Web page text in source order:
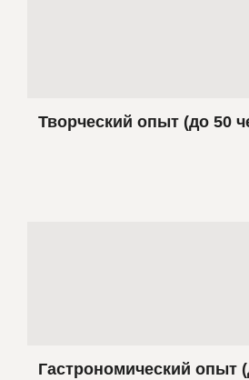
Творческий опыт (до 50
Гастрономический опыт